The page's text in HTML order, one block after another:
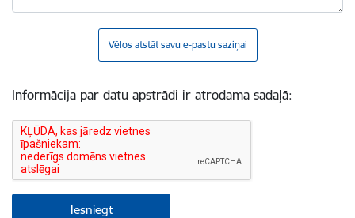
Vēlos atstāt savu e-pastu saziņai
Informācija par datu apstrādi ir atrodama sadaļā: